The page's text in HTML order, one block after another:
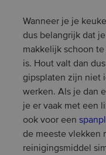
Wanneer je je
dus belangrijk dat
makkelijk schoon
is. Hout valt dan
gipsplaten zijn niet
werken. Als je dan
je er vaak met een
ook voor een
de meeste vlekken
reinigingsmiddel